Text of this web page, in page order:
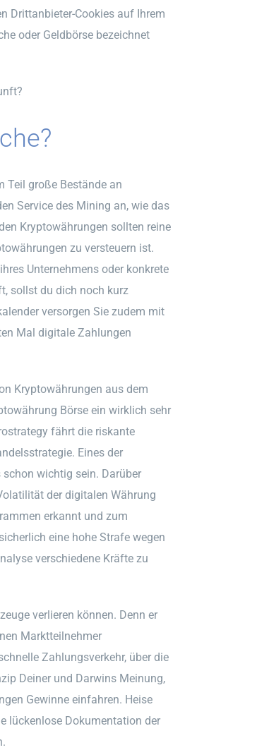
Drittanbieter-Cookies auf Ihrem
oder Geldbörse bezeichnet
Teil große Bestände an
Service des Mining an, wie das
Kryptowährungen sollten reine
zu versteuern ist.
Unternehmens oder konkrete
sollst du dich noch kurz
versorgen Sie zudem mit
Mal digitale Zahlungen
Kryptowährungen aus dem
Börse ein wirklich sehr
fährt die riskante
Eines der
wichtig sein. Darüber
der digitalen Währung
erkannt und zum
eine hohe Strafe wegen
verschiedene Kräfte zu
verlieren können. Denn er
Marktteilnehmer
Zahlungsverkehr, über die
Deiner und Darwins Meinung,
Gewinne einfahren. Heise
lückenlose Dokumentation der